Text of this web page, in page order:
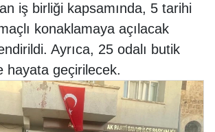
iş birliği kapsamında, 5 tarihi
konaklamaya açılacak
Ayrıca, 25 odalı butik
hayata geçirilecek.